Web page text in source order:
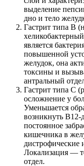
выделение
дно и тело
Гастрит типа B
является
повышенной
желудок, она
токсины и
антральный
Гастрит типа C
осложнение у
Уменьшается
возникнуть
постоянное
кишечника в
дистрофические
Локализация —
отдел.